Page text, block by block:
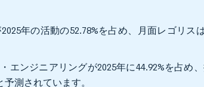
年の活動の52.78%を占め、月面レゴリス
エンジニアリングが2025年に44.92%を占め
測されています。